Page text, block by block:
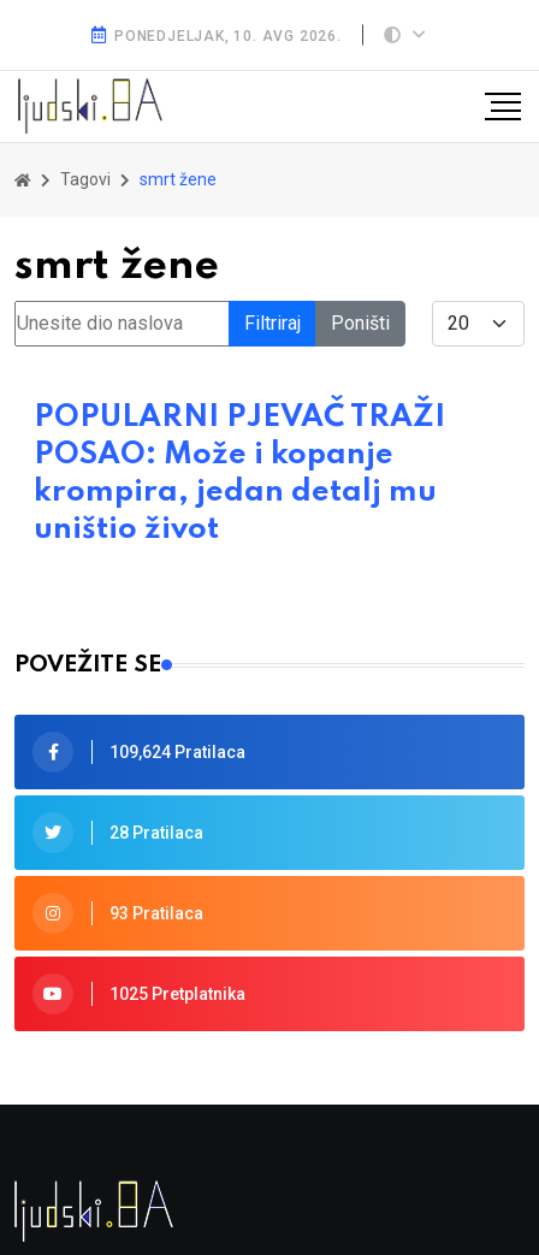
PONEDJELJAK, 10. AVG 2026.
Tagovi smrt žene
smrt žene
Unesite dio naslova Filtriraj Poništi Display #
POPULARNI PJEVAČ TRAŽI
POSAO: Može i kopanje
krompira, jedan detalj mu
uništio život
POVEŽITE SE
109,624 Pratilaca
28 Pratilaca
93 Pratilaca
1025 Pretplatnika